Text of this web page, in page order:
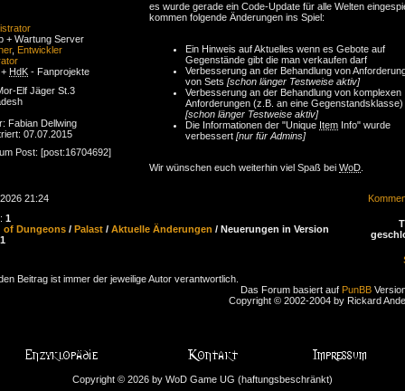
+ Wartung Server
, Entwickler
HdK - Fanprojekte
Elf Jäger St.3
Fabian Dellwing
07.07.2015
Post: [post:16704692]
es wurde gerade ein Code-Update für alle Welten
kommen folgende Änderungen ins Spiel:
Ein Hinweis auf Aktuelles wenn es Gebote auf
Gegenstände gibt die man verkaufen darf
Verbesserung an der Behandlung von
von Sets [schon länger Testweise aktiv]
Verbesserung an der Behandlung von komplexen
Anforderungen (z.B. an eine Gegenstandsklasse)
[schon länger Testweise aktiv]
Die Informationen der "Unique Item Info" wurde
verbessert [nur für Admins]
Wir wünschen euch weiterhin viel Spaß bei WoD
21:24
1
of Dungeons / Palast / Aktuelle Änderungen / Neuerungen in Version
Beitrag ist immer der jeweilige Autor verantwortlich.
Das Forum basiert auf PunBB
Copyright © 2002-2004 by Rickard
Copyright © 2026 by WoD Game UG (haftungsbeschränkt)